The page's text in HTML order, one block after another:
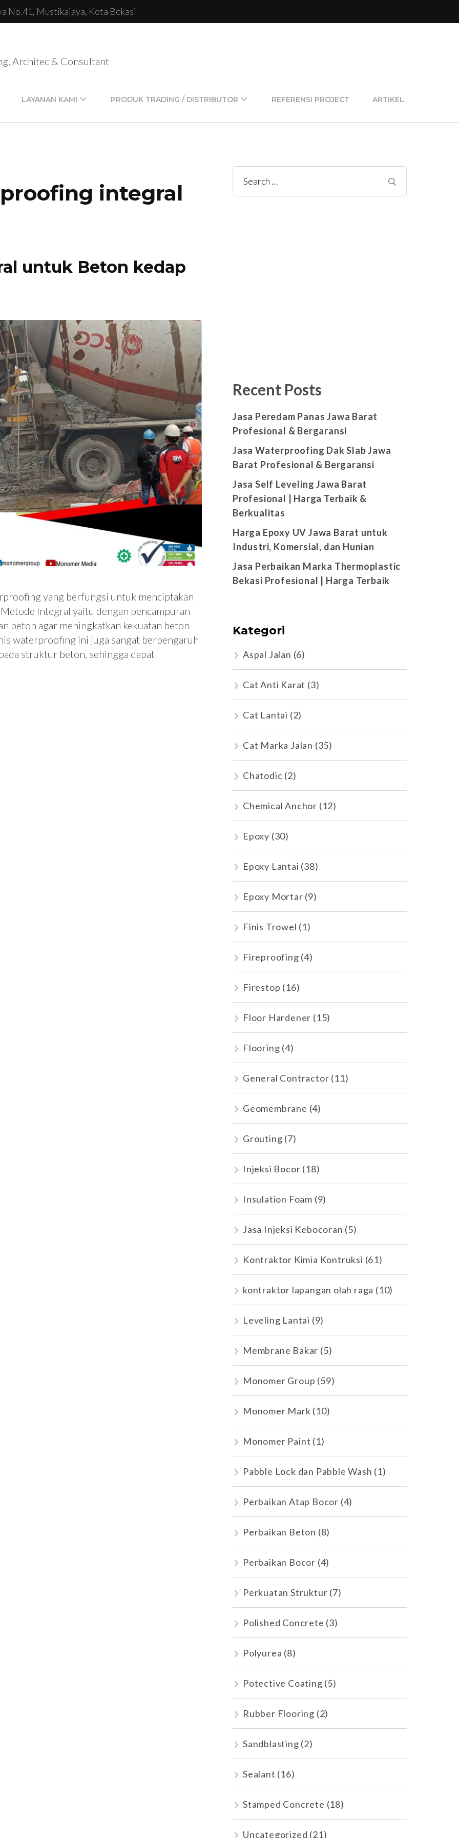
No.41, Mustikajaya, Kota Bekasi
Architec & Consultant
LAYANAN KAMI PRODUK TRADING / DISTRIBUTOR REFERENSI PROJECT ARTIKEL
integral
untuk Beton kedap
yang berfungsi untuk menciptakan
Integral yaitu dengan pencampuran
beton agar meningkatkan kekuatan beton
waterproofing ini juga sangat berpengaruh
struktur beton, sehingga dapat
Search
for:
Recent Posts
Jasa Peredam Panas Jawa Barat
Profesional & Bergaransi
Jasa Waterproofing Dak Slab Jawa
Barat Profesional & Bergaransi
Jasa Self Leveling Jawa Barat
Profesional | Harga Terbaik &
Berkualitas
Harga Epoxy UV Jawa Barat untuk
Industri, Komersial, dan Hunian
Jasa Perbaikan Marka Thermoplastic
Bekasi Profesional | Harga Terbaik
Kategori
Aspal Jalan (6)
Cat Anti Karat (3)
Cat Lantai (2)
Cat Marka Jalan (35)
Chatodic (2)
Chemical Anchor (12)
Epoxy (30)
Epoxy Lantai (38)
Epoxy Mortar (9)
Finis Trowel (1)
Fireproofing (4)
Firestop (16)
Floor Hardener (15)
Flooring (4)
General Contractor (11)
Geomembrane (4)
Grouting (7)
Injeksi Bocor (18)
Insulation Foam (9)
Jasa Injeksi Kebocoran (5)
Kontraktor Kimia Kontruksi (61)
kontraktor lapangan olah raga (10)
Leveling Lantai (9)
Membrane Bakar (5)
Monomer Group (59)
Monomer Mark (10)
Monomer Paint (1)
Pabble Lock dan Pabble Wash (1)
Perbaikan Atap Bocor (4)
Perbaikan Beton (8)
Perbaikan Bocor (4)
Perkuatan Struktur (7)
Polished Concrete (3)
Polyurea (8)
Potective Coating (5)
Rubber Flooring (2)
Sandblasting (2)
Sealant (16)
Stamped Concrete (18)
Uncategorized (21)